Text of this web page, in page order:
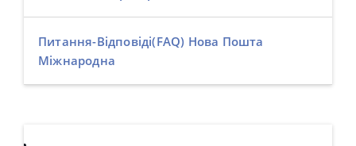
Питання-Відповіді(FAQ) Нова Пошта
Міжнародна